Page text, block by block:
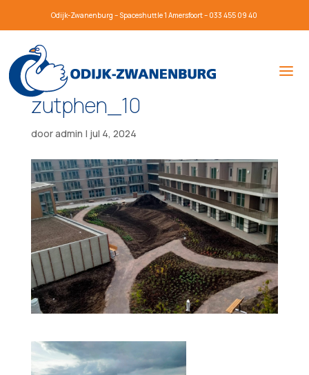
Odijk-Zwanenburg – Spaceshuttle 1 Amersfoort – 033 455 09 40
zutphen_10
dooradmin | jul 4, 2024